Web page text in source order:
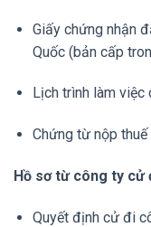
Giấy chứng nhận
Quốc (bản cấp
Lịch trình làm việc
Chứng từ nộp
Hồ sơ từ công ty cử
Quyết định cử đi